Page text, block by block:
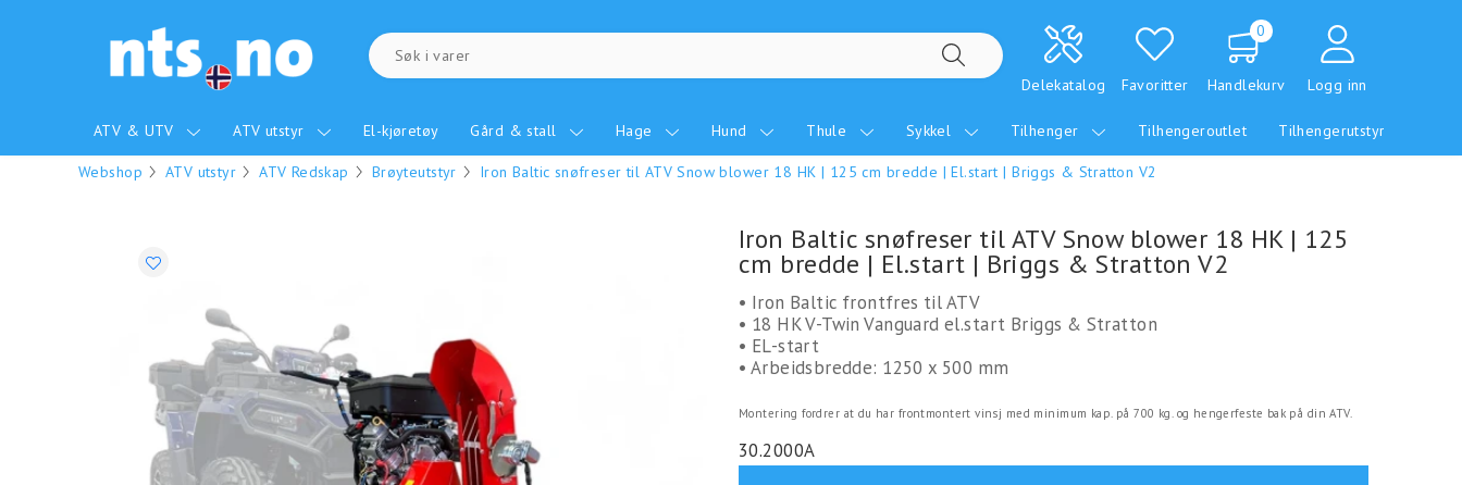
Delekatalog Favoritter
0
Handlekurv Logg inn
ATV & UTV ATV utstyr El-kjøretøy Gård & stall Hage Hund Thule Sykkel Tilhenger Tilhengeroutlet Tilhengerutstyr
Webshop ATV utstyr ATV Redskap Brøyteutstyr Iron Baltic snøfreser til ATV Snow blower 18 HK | 125 cm bredde | El.start | Briggs & Stratton V2
Iron Baltic snøfreser til ATV Snow blower 18 HK | 125
cm bredde | El.start | Briggs & Stratton V2
• Iron Baltic frontfres til ATV
• 18 HK V-Twin Vanguard el.start Briggs & Stratton
• EL-start
• Arbeidsbredde: 1250 x 500 mm
Montering fordrer at du har frontmontert vinsj med minimum kap. på 700 kg. og hengerfeste bak på din ATV.
30.2000A